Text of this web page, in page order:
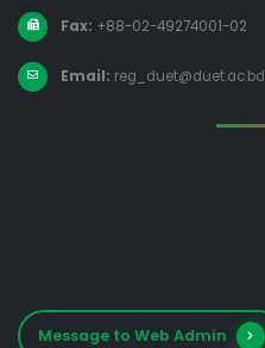
Fax: +88-02-49274001-02
Email: reg_duet@duet.ac.bd
Message to Web Admin